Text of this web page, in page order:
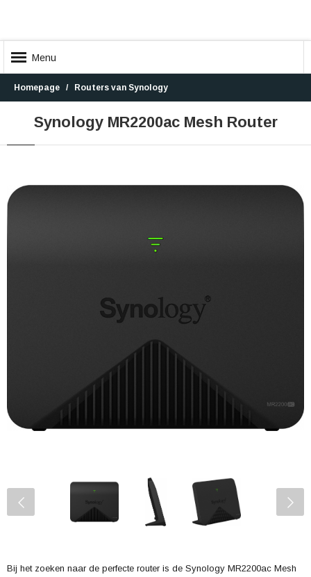
Menu
Homepage Routers van Synology
Synology MR2200ac Mesh Router
Bij het zoeken naar de perfecte router is de Synology MR2200ac Mesh